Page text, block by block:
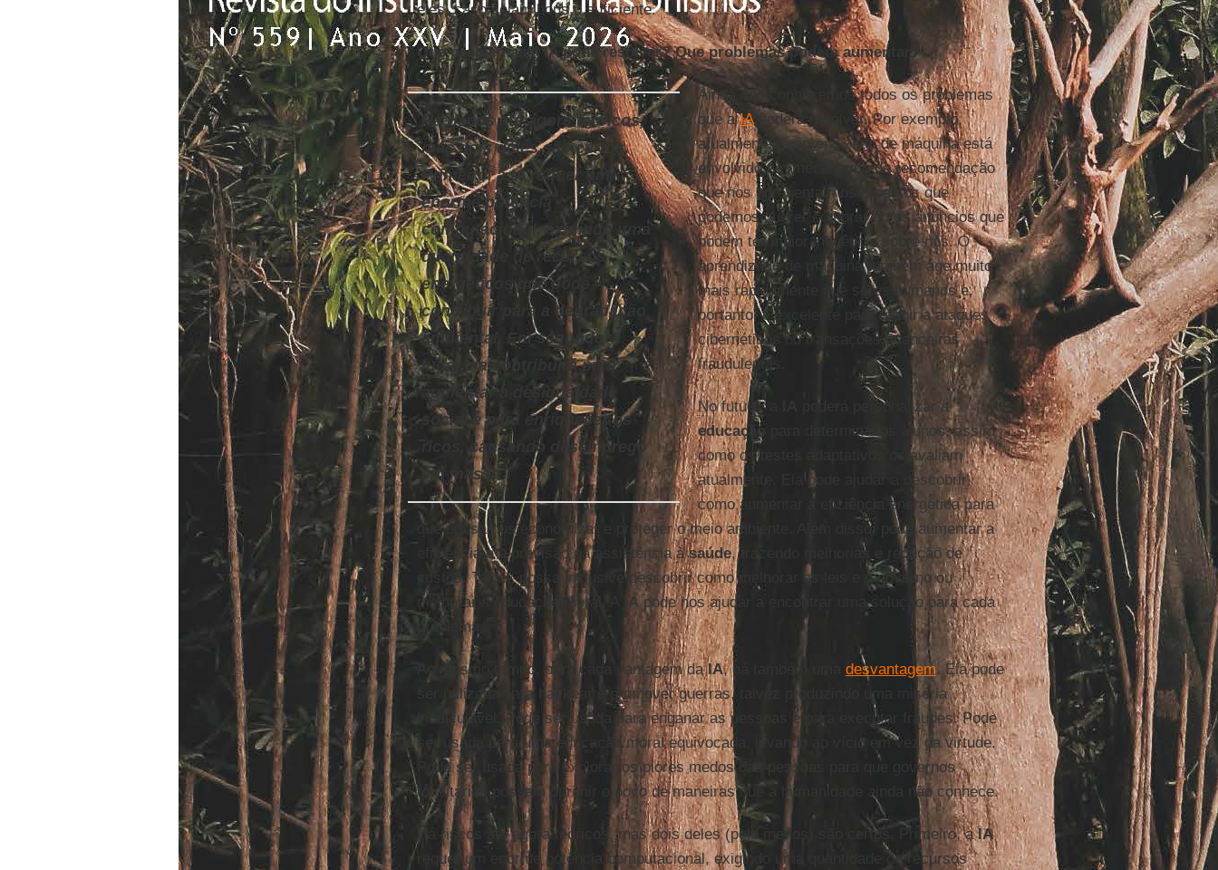
eles, caso sejam bons o suficiente.
Que problemas a IA pode resolver? Que problemas podem aumentar?
Há riscos até agora teóricos,
mas dois deles são certos.
Primeiro, a IA requer um
enorme potência
computacional, exigindo uma
quantidade de recursos
energéticos que pode
contribuir para a degradação
ambiental. Em segundo
lugar,ela contribuirá para
aumentar a desigualdade
social e para enriquecer os
ricos, causando desemprego
em massa
Ainda não conhecemos todos os problemas
que aIApoderá resolver. Por exemplo,
atualmente, o aprendizado de máquina está
envolvido em mecanismo de recomendação
que nos apresentam os produtos que
podemos querer comprar ou os anúncios que
podem ter maior influência sobre nós. O
aprendizado de máquina também age muito
mais rapidamente que seres humanos e,
portanto, é excelente para reagir a ataques
cibernéticos ou transações financeiras
fraudulentas.
No futuro, a
poderá personalizar a
educaçãopara determinados alunos, assim
como os testes adaptativos os avaliam
atualmente. Ela pode ajudar a descobrir
como aumentar a eficiência energética para
que possamos economizar e proteger o meio ambiente. Além disso, pode aumentar a
eficiência e a previsão na assistência àsaúde, trazendo melhorias e redução de
custos. Talvez possa inclusive descobrir como melhorar as leis e o governo ou
melhorar a educação moral. A
IApode nos ajudar a encontrar uma solução para cada
problema.
Ao mesmo tempo, para cada vantagem daIA, há também uma desvantagem. Ela pode
ser utilizada para hackear e promover guerras, talvez produzindo uma miséria
incalculável. Pode ser usada para enganar as pessoas e para executar fraudes. Pode
ser usada para uma educação moral equivocada, levando ao vício em vez da virtude.
Pode ser usada para explorar os piores medos das pessoas para que governos
totalitários possam oprimir o povo de maneiras que a humanidade ainda não conhece.
Há riscos até agora teóricos, mas dois deles (pelo menos) são certos. Primeiro, aIA
requer um enorme potência computacional, exigindo uma quantidade de recursos